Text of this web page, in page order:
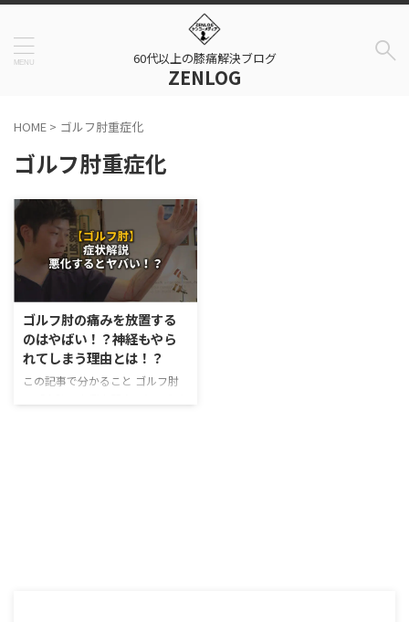
60代以上の膝痛解決ブログ
ZENLOG
HOME > ゴルフ肘重症化
ゴルフ肘重症化
ゴルフ肘の痛みを放置する
のはやばい！？神経もやら
れてしまう理由とは！？
この記事で分かること ゴルフ肘